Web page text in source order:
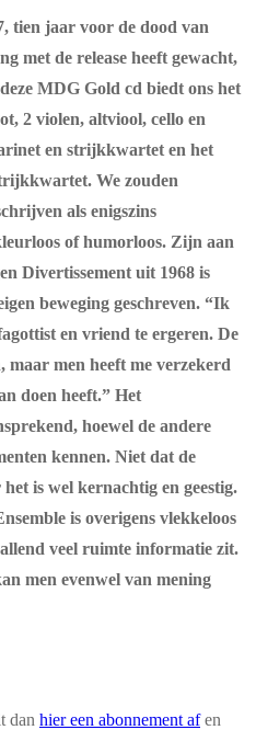
tien jaar voor de dood van
met de release heeft gewacht,
MDG Gold cd biedt ons het
2 violen, altviool, cello en
en strijkkwartet en het
We zouden
als enigszins
of humorloos. Zijn aan
Divertissement uit 1968 is
beweging geschreven. “Ik
en vriend te ergeren. De
maar men heeft me verzekerd
doen heeft.” Het
hoewel de andere
kennen. Niet dat de
is wel kernachtig en geestig.
is overigens vlekkeloos
veel ruimte informatie zit.
men evenwel van mening
dan hier een abonnement afen